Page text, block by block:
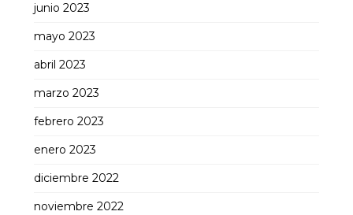
junio 2023
mayo 2023
abril 2023
marzo 2023
febrero 2023
enero 2023
diciembre 2022
noviembre 2022